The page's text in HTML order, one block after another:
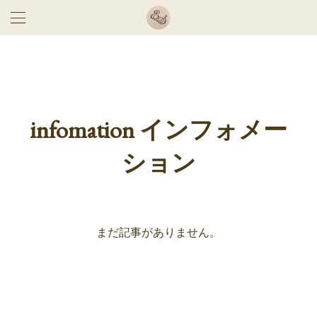
infomation インフォメー
ション
まだ記事がありません。